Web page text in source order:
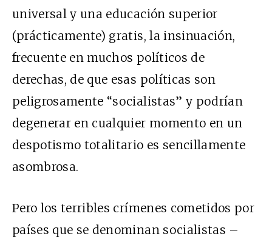
universal y una educación superior
(prácticamente) gratis, la insinuación,
frecuente en muchos políticos de
derechas, de que esas políticas son
peligrosamente “socialistas” y podrían
degenerar en cualquier momento en un
despotismo totalitario es sencillamente
asombrosa.
Pero los terribles crímenes cometidos por
países que se denominan socialistas –